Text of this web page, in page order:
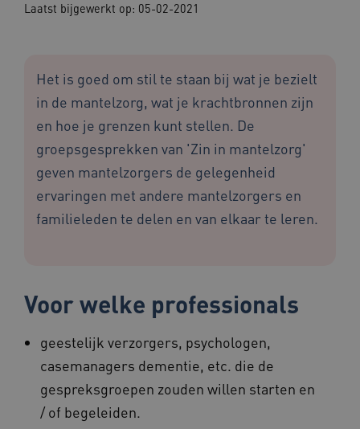
Laatst bijgewerkt op: 05-02-2021
Het is goed om stil te staan bij wat je bezielt
in de mantelzorg, wat je krachtbronnen zijn
en hoe je grenzen kunt stellen. De
groepsgesprekken van 'Zin in mantelzorg'
geven mantelzorgers de gelegenheid
ervaringen met andere mantelzorgers en
familieleden te delen en van elkaar te leren.
Voor welke professionals
geestelijk verzorgers, psychologen,
casemanagers dementie, etc. die de
gespreksgroepen zouden willen starten en
/ of begeleiden.